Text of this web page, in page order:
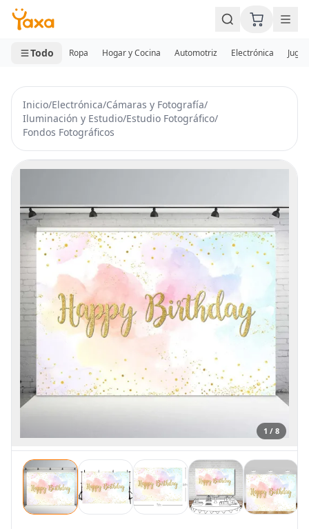
MINI CARRITO
0 productos
Todo Ropa Hogar y Cocina Automotriz Electrónica
Inicio/Electrónica/Cámaras y Fotografía/
Iluminación y Estudio/Estudio Fotográfico/
Fondos Fotográficos
1 / 8